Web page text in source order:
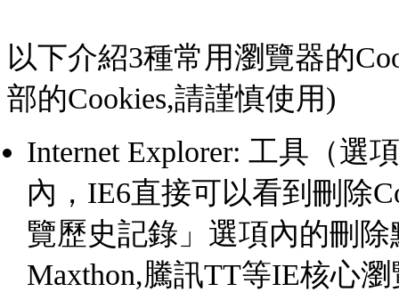
以下介紹3種常用瀏覽器的
部的Cookies,請謹慎使用)
Internet Explorer: 工具（選
內，IE6直接可以看到刪除
覽歷史記錄」選項內的刪
Maxthon,騰訊TT等IE核心